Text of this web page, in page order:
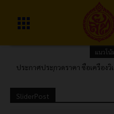
แนวโ
ประกาศประกวดราคา ซื้อเครื่องวิเ
ประกาศผลผู้ชนะการเสนอรา
SliderPost